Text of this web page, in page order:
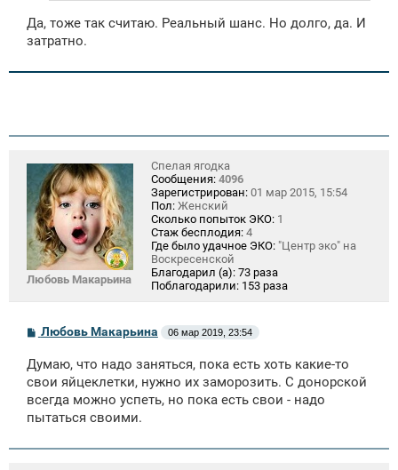
Да, тоже так считаю. Реальный шанс. Но долго, да. И
затратно.
Любовь Макарьина
Спелая ягодка
Сообщения: 4096
Зарегистрирован: 01 мар 2015, 15:54
Пол: Женский
Сколько попыток ЭКО: 1
Стаж бесплодия: 4
Где было удачное ЭКО: "Центр эко" на
Воскресенской
Благодарил (а): 73 раза
Поблагодарили: 153 раза
С
б
щ
н
и
Любовь Макарьина 06 мар 2019, 23:54
Думаю, что надо заняться, пока есть хоть какие-то
свои яйцеклетки, нужно их заморозить. С донорской
всегда можно успеть, но пока есть свои - надо
пытаться своими.